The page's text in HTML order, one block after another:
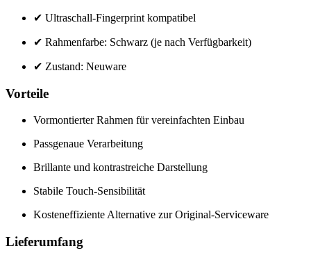
✔ Ultraschall-Fingerprint kompatibel
✔ Rahmenfarbe: Schwarz (je nach Verfügbarkeit)
✔ Zustand: Neuware
Vorteile
Vormontierter Rahmen für vereinfachten Einbau
Passgenaue Verarbeitung
Brillante und kontrastreiche Darstellung
Stabile Touch-Sensibilität
Kosteneffiziente Alternative zur Original-Serviceware
Lieferumfang